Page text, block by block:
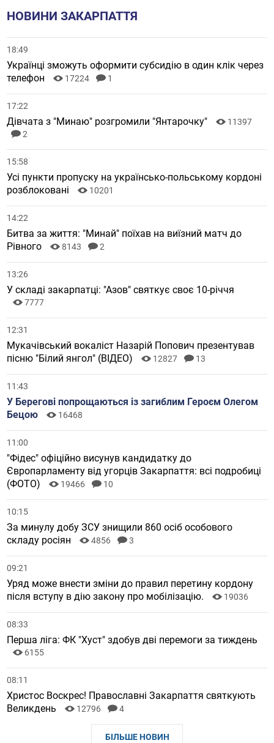
НОВИНИ ЗАКАРПАТТЯ
18:49
Українці зможуть оформити субсидію в один клік через
телефон
17224 1
17:22
Дівчата з "Минаю" розгромили "Янтарочку"
11397
2
15:58
Усі пункти пропуску на українсько-польському кордоні
розблоковані
10201
14:22
Битва за життя: "Минай" поїхав на виїзний матч до
Рівного
8143 2
13:26
У складі закарпатці: "Азов" святкує своє 10-річчя
7777
12:31
Мукачівський вокаліст Назарій Попович презентував
пісню "Білий янгол" (ВІДЕО)
12827 13
11:43
У Берегові попрощаються із загиблим Героєм Олегом
Бецою
16468
11:00
"Фідес" офіційно висунув кандидатку до
Європарламенту від угорців Закарпаття: всі подробиці
(ФОТО)
19466 10
10:15
За минулу добу ЗСУ знищили 860 осіб особового
складу росіян
4856 3
09:21
Уряд може внести зміни до правил перетину кордону
після вступу в дію закону про мобілізацію.
19036
08:33
Перша ліга: ФК "Хуст" здобув дві перемоги за тиждень
6155
08:11
Христос Воскрес! Православні Закарпаття святкують
Великдень
12796 4
БІЛЬШЕ НОВИН